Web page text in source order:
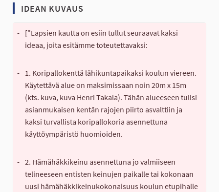
IDEAN KUVAUS
- ["Lapsien kautta on esiin tullut seuraavat kaksi
ideaa, joita esitämme toteutettavaksi:
- 1. Koripallokenttä lähikuntapaikaksi koulun viereen.
Käytettävä alue on maksimissaan noin 20m x 15m
(kts. kuva, kuva Henri Takala). Tähän alueeseen tulisi
asianmukaisen kentän rajojen piirto asvalttiin ja
kaksi turvallista koripallokoria asennettuna
käyttöympäristö huomioiden.
- 2. Hämähäkkikeinu asennettuna jo valmiiseen
telineeseen entisten keinujen paikalle tai kokonaan
uusi hämähäkkikeinukokonaisuus koulun etupihalle